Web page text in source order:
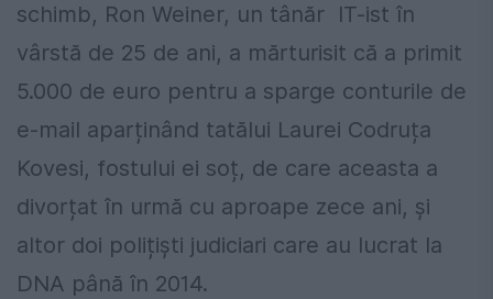
schimb, Ron Weiner, un tânăr IT-ist în
vârstă de 25 de ani, a mărturisit că a primit
5.000 de euro pentru a sparge conturile de
e-mail aparținând tatălui Laurei Codruța
Kovesi, fostului ei soț, de care aceasta a
divorțat în urmă cu aproape zece ani, și
altor doi polițiști judiciari care au lucrat la
DNA până în 2014.